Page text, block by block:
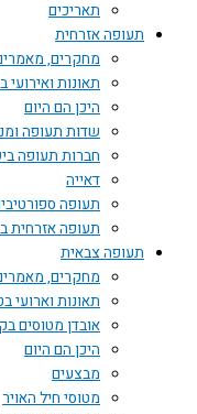
תאריכים
תעופה אזרחית
מחקרים, מאמרים
תאונות ואירועי
היכן הם היום
שדות תעופה ומנחתים
חברות תעופה בישראל
דאייה
תעופה ספורטיבית
תעופה אזרחית בארץ
תעופה צבאית
מחקרים, מאמרים
תאונות וארועי
אובדן מטוסים בקרב
היכן הם היום
מבצעים
מטוסי חיל האויר